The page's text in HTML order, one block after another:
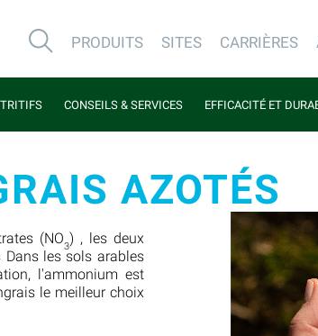
PRODUITS SITES CARRIÈRES
CONSEILS & SERVICES EFFICACITÉ ET
AZOTÉS
(NO3) , les deux
les sols arables
l'ammonium est
le meilleur choix